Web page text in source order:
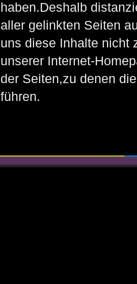
haben.Deshalb
aller gelinkten Seiten
uns diese Inhalte nicht
unserer Internet-
der Seiten,zu denen
führen.